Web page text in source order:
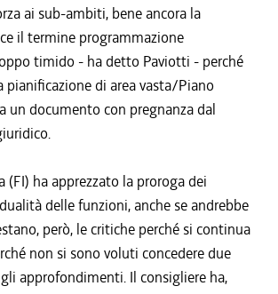
ai sub-ambiti, bene ancora la
il termine programmazione
timido - ha detto Paviotti - perché
pianificazione di area vasta/Piano
un documento con pregnanza dal
(FI) ha apprezzato la proroga dei
delle funzioni, anche se andrebbe
però, le critiche perché si continua
non si sono voluti concedere due
approfondimenti. Il consigliere ha,